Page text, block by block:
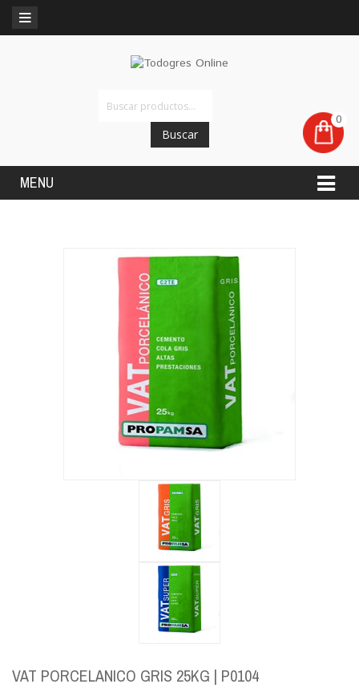
0
MENU
Buscar
VAT PORCELANICO GRIS 25KG | P0104